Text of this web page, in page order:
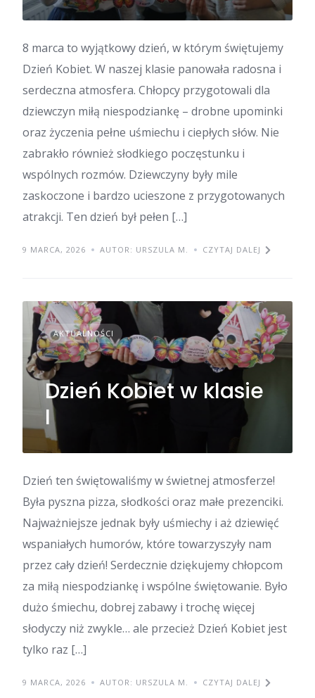
8 marca to wyjątkowy dzień, w którym świętujemy
Dzień Kobiet. W naszej klasie panowała radosna i
serdeczna atmosfera. Chłopcy przygotowali dla
dziewczyn miłą niespodziankę – drobne upominki
oraz życzenia pełne uśmiechu i ciepłych słów. Nie
zabrakło również słodkiego poczęstunku i
wspólnych rozmów. Dziewczyny były mile
zaskoczone i bardzo ucieszone z przygotowanych
atrakcji. Ten dzień był pełen […]
9 MARCA, 2026 AUTOR: URSZULA M. CZYTAJ DALEJ
AKTUALNOŚCI
Dzień Kobiet w klasie
I
Dzień ten świętowaliśmy w świetnej atmosferze!
Była pyszna pizza, słodkości oraz małe prezenciki.
Najważniejsze jednak były uśmiechy i aż dziewięć
wspaniałych humorów, które towarzyszyły nam
przez cały dzień! Serdecznie dziękujemy chłopcom
za miłą niespodziankę i wspólne świętowanie. Było
dużo śmiechu, dobrej zabawy i trochę więcej
słodyczy niż zwykle… ale przecież Dzień Kobiet jest
tylko raz […]
9 MARCA, 2026 AUTOR: URSZULA M. CZYTAJ DALEJ